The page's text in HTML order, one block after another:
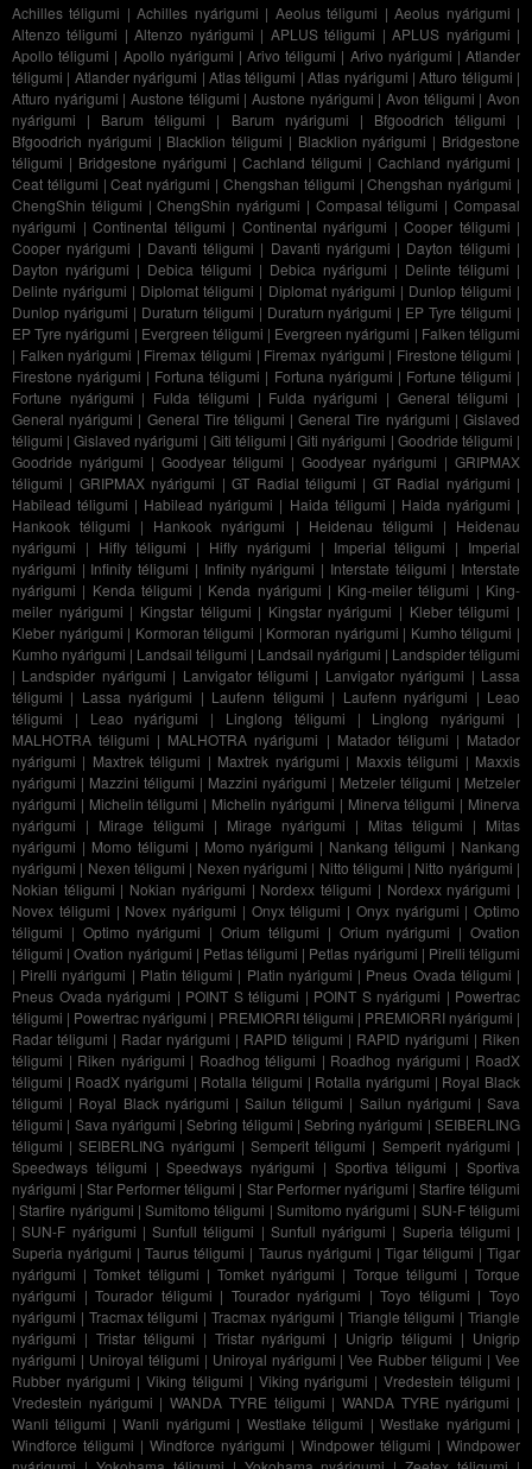
Achilles téligumi |Achilles nyárigumi | Aeolus téligumi |Aeolus nyárigumi |
Altenzo téligumi |Altenzo nyárigumi | APLUS téligumi |APLUS nyárigumi |
Apollo téligumi | Apollo nyárigumi |Arivo téligumi | Arivo nyárigumi |Atlander
téligumi | Atlander nyárigumi | Atlas téligumi |Atlas nyárigumi |Atturo téligumi |
Atturo nyárigumi |Austone téligumi |Austone nyárigumi |Avon téligumi |Avon
nyárigumi | Barum téligumi | Barum nyárigumi | Bfgoodrich téligumi |
Bfgoodrich nyárigumi | Blacklion téligumi | Blacklion nyárigumi | Bridgestone
téligumi | Bridgestone nyárigumi | Cachland téligumi | Cachland nyárigumi |
Ceat téligumi |Ceat nyárigumi | Chengshan téligumi |Chengshan nyárigumi |
ChengShin téligumi |ChengShin nyárigumi | Compasal téligumi |Compasal
nyárigumi | Continental téligumi | Continental nyárigumi | Cooper téligumi |
Cooper nyárigumi | Davanti téligumi | Davanti nyárigumi | Dayton téligumi |
Dayton nyárigumi | Debica téligumi | Debica nyárigumi | Delinte téligumi |
Delinte nyárigumi | Diplomat téligumi | Diplomat nyárigumi | Dunlop téligumi |
Dunlop nyárigumi | Duraturn téligumi | Duraturn nyárigumi | EP Tyre téligumi |
EP Tyre nyárigumi | Evergreen téligumi | Evergreen nyárigumi | Falken téligumi
| Falken nyárigumi | Firemax téligumi | Firemax nyárigumi | Firestone téligumi |
Firestone nyárigumi | Fortuna téligumi | Fortuna nyárigumi | Fortune téligumi |
Fortune nyárigumi | Fulda téligumi | Fulda nyárigumi | General téligumi |
General nyárigumi | General Tire téligumi |General Tire nyárigumi |Gislaved
téligumi |Gislaved nyárigumi | Giti téligumi |Giti nyárigumi | Goodride téligumi |
Goodride nyárigumi | Goodyear téligumi | Goodyear nyárigumi | GRIPMAX
téligumi | GRIPMAX nyárigumi |GT Radial téligumi | GT Radial nyárigumi |
Habilead téligumi | Habilead nyárigumi | Haida téligumi | Haida nyárigumi |
Hankook téligumi | Hankook nyárigumi | Heidenau téligumi | Heidenau
nyárigumi | Hifly téligumi | Hifly nyárigumi | Imperial téligumi | Imperial
nyárigumi | Infinity téligumi | Infinity nyárigumi | Interstate téligumi | Interstate
nyárigumi | Kenda téligumi | Kenda nyárigumi | King-meiler téligumi | King-
meiler nyárigumi | Kingstar téligumi | Kingstar nyárigumi | Kleber téligumi |
Kleber nyárigumi | Kormoran téligumi | Kormoran nyárigumi | Kumho téligumi |
Kumho nyárigumi | Landsail téligumi | Landsail nyárigumi | Landspider téligumi
| Landspider nyárigumi | Lanvigator téligumi | Lanvigator nyárigumi | Lassa
téligumi | Lassa nyárigumi | Laufenn téligumi | Laufenn nyárigumi | Leao
téligumi | Leao nyárigumi | Linglong téligumi | Linglong nyárigumi |
MALHOTRA téligumi | MALHOTRA nyárigumi | Matador téligumi | Matador
nyárigumi | Maxtrek téligumi | Maxtrek nyárigumi | Maxxis téligumi | Maxxis
nyárigumi | Mazzini téligumi | Mazzini nyárigumi | Metzeler téligumi | Metzeler
nyárigumi | Michelin téligumi | Michelin nyárigumi | Minerva téligumi | Minerva
nyárigumi | Mirage téligumi | Mirage nyárigumi | Mitas téligumi | Mitas
nyárigumi | Momo téligumi | Momo nyárigumi | Nankang téligumi | Nankang
nyárigumi | Nexen téligumi | Nexen nyárigumi | Nitto téligumi | Nitto nyárigumi |
Nokian téligumi | Nokian nyárigumi | Nordexx téligumi | Nordexx nyárigumi |
Novex téligumi | Novex nyárigumi | Onyx téligumi | Onyx nyárigumi | Optimo
téligumi | Optimo nyárigumi |Orium téligumi | Orium nyárigumi |Ovation
téligumi |Ovation nyárigumi | Petlas téligumi | Petlas nyárigumi | Pirelli téligumi
| Pirelli nyárigumi | Platin téligumi | Platin nyárigumi | Pneus Ovada téligumi |
Pneus Ovada nyárigumi | POINT S téligumi | POINT S nyárigumi | Powertrac
téligumi | Powertrac nyárigumi | PREMIORRI téligumi | PREMIORRI nyárigumi |
Radar téligumi | Radar nyárigumi | RAPID téligumi | RAPID nyárigumi | Riken
téligumi | Riken nyárigumi | Roadhog téligumi | Roadhog nyárigumi | RoadX
téligumi | RoadX nyárigumi | Rotalla téligumi | Rotalla nyárigumi | Royal Black
téligumi | Royal Black nyárigumi |Sailun téligumi | Sailun nyárigumi |Sava
téligumi | Sava nyárigumi |Sebring téligumi |Sebring nyárigumi |SEIBERLING
téligumi |SEIBERLING nyárigumi |Semperit téligumi | Semperit nyárigumi |
Speedways téligumi |Speedways nyárigumi | Sportiva téligumi |Sportiva
nyárigumi |Star Performer téligumi | Star Performer nyárigumi | Starfire téligumi
|Starfire nyárigumi |Sumitomo téligumi | Sumitomo nyárigumi | SUN-F téligumi
|SUN-F nyárigumi | Sunfull téligumi | Sunfull nyárigumi | Superia téligumi |
Superia nyárigumi |Taurus téligumi | Taurus nyárigumi | Tigar téligumi |Tigar
nyárigumi |Tomket téligumi | Tomket nyárigumi | Torque téligumi |Torque
nyárigumi |Tourador téligumi | Tourador nyárigumi |Toyo téligumi |Toyo
nyárigumi | Tracmax téligumi |Tracmax nyárigumi | Triangle téligumi |Triangle
nyárigumi | Tristar téligumi | Tristar nyárigumi | Unigrip téligumi | Unigrip
nyárigumi | Uniroyal téligumi | Uniroyal nyárigumi |Vee Rubber téligumi |Vee
Rubber nyárigumi | Viking téligumi | Viking nyárigumi |Vredestein téligumi |
Vredestein nyárigumi |WANDA TYRE téligumi | WANDA TYRE nyárigumi |
Wanli téligumi |Wanli nyárigumi | Westlake téligumi |Westlake nyárigumi |
Windforce téligumi | Windforce nyárigumi | Windpower téligumi | Windpower